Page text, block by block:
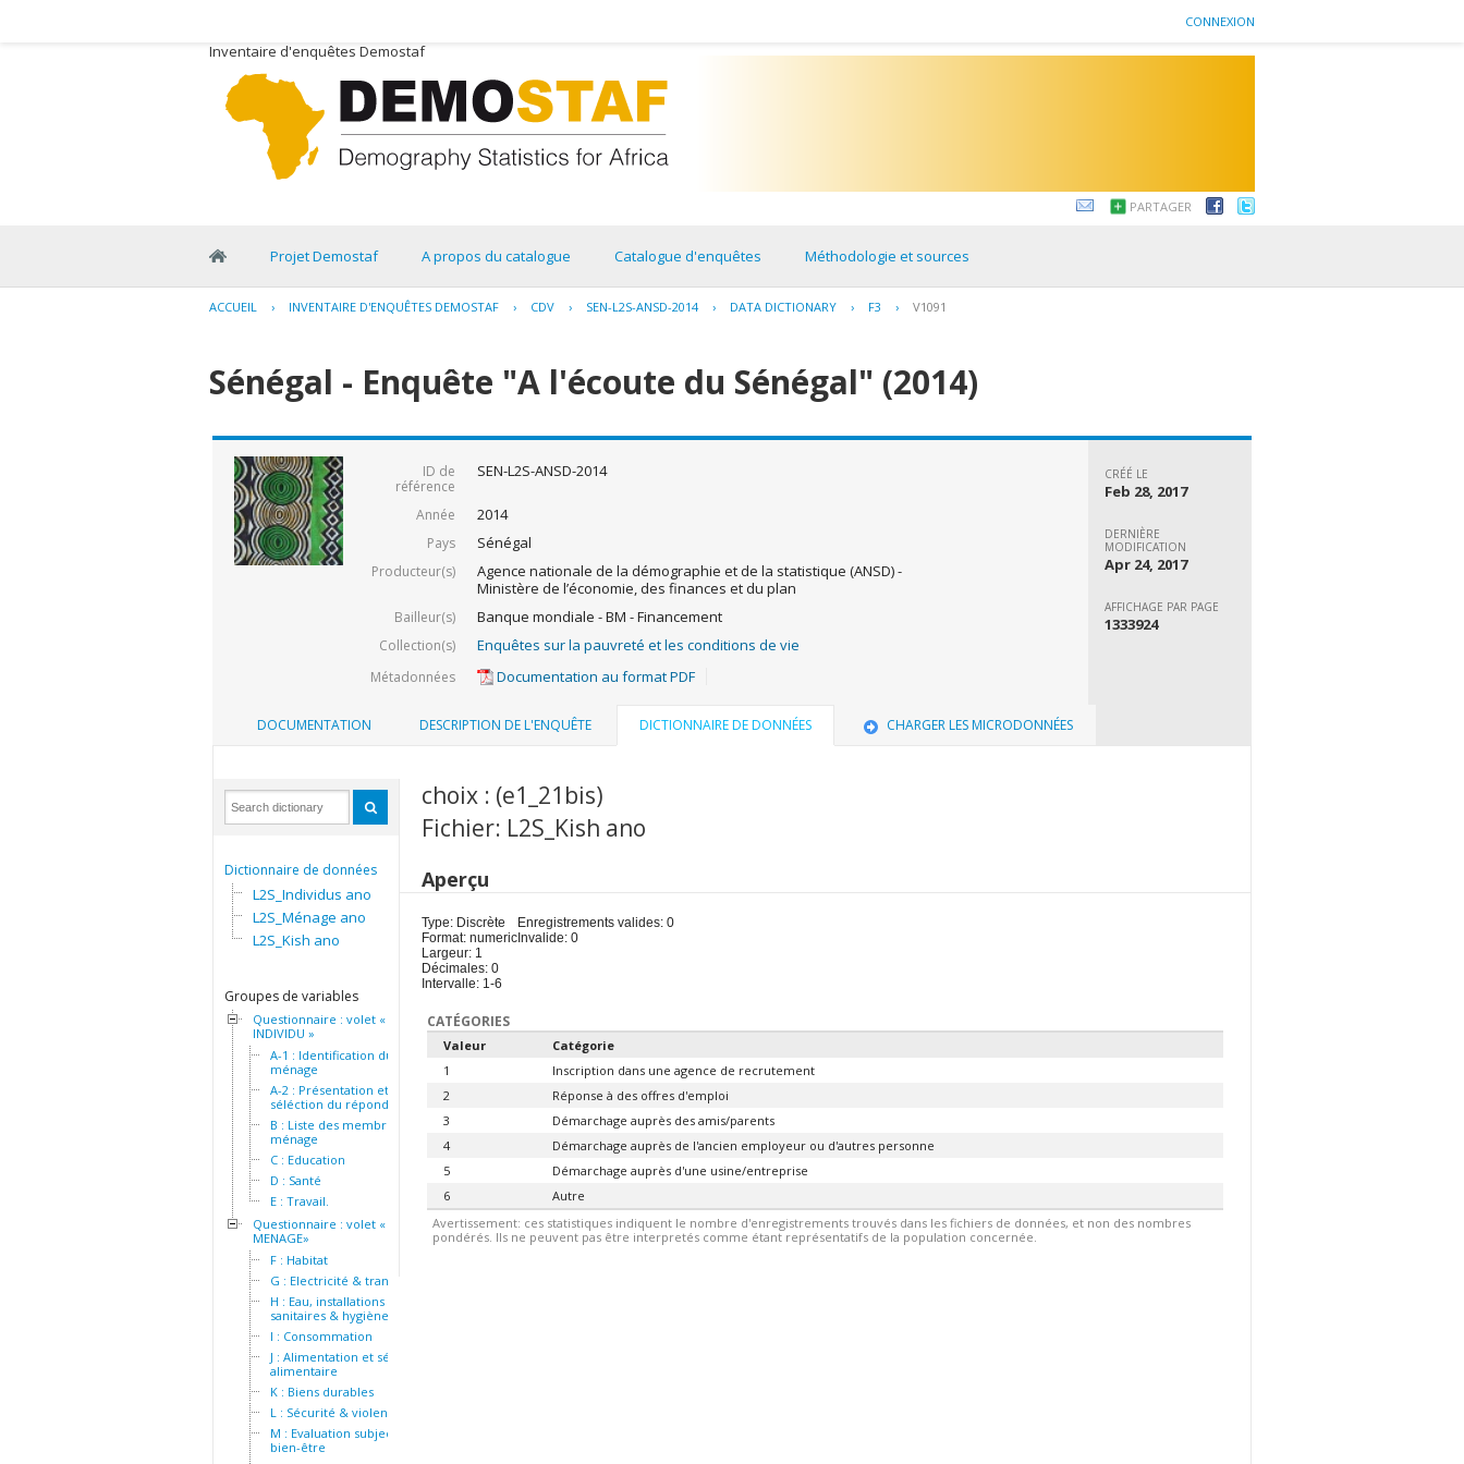
CONNEXION
Inventaire d'enquêtes Demostaf
PARTAGER
Projet Demostaf A propos du catalogue Catalogue d'enquêtes Méthodologie et sources
ACCUEIL › INVENTAIRE D'ENQUÊTES DEMOSTAF › CDV › SEN-L2S-ANSD-2014 › DATA DICTIONARY › F3 › V1091
Sénégal - Enquête "A l'écoute du Sénégal" (2014)
ID de
référence
SEN-L2S-ANSD-2014
Année 2014
Pays Sénégal
Producteur(s)
Agence nationale de la démographie et de la statistique (ANSD) -
Ministère de l’économie, des finances et du plan
Bailleur(s) Banque mondiale - BM - Financement
Collection(s) Enquêtes sur la pauvreté et les conditions de vie
Métadonnées Documentation au format PDF
CRÉÉ LE
Feb 28, 2017
DERNIÈRE
MODIFICATION
Apr 24, 2017
AFFICHAGE PAR PAGE
1333924
DOCUMENTATION DESCRIPTION DE L'ENQUÊTE DICTIONNAIRE DE DONNÉES CHARGER LES MICRODONNÉES
Dictionnaire de données
L2S_Individus ano
L2S_Ménage ano
L2S_Kish ano
Groupes de variables
Questionnaire : volet «
INDIVIDU »
A-1 : Identification du
ménage
A-2 : Présentation et
séléction du répondant
B : Liste des membres du
ménage
C : Education
D : Santé
E : Travail.
Questionnaire : volet «
MENAGE»
F : Habitat
G : Electricité & transport
H : Eau, installations
sanitaires & hygiène
I : Consommation
J : Alimentation et sécurité
alimentaire
K : Biens durables
L : Sécurité & violence
M : Evaluation subjective du
bien-être
choix : (e1_21bis)
Fichier: L2S_Kish ano
Aperçu
Type: Discrète
Format: numeric
Largeur: 1
Décimales: 0
Intervalle: 1-6
Enregistrements valides: 0
Invalide: 0
CATÉGORIES
Valeur
Catégorie
1
Inscription dans une agence de recrutement
2
Réponse à des offres d'emploi
3
Démarchage auprès des amis/parents
4
Démarchage auprès de l'ancien employeur ou d'autres personne
5
Démarchage auprès d'une usine/entreprise
6
Autre
Avertissement: ces statistiques indiquent le nombre d'enregistrements trouvés dans les fichiers de données, et non des nombres
pondérés. Ils ne peuvent pas être interpretés comme étant représentatifs de la population concernée.